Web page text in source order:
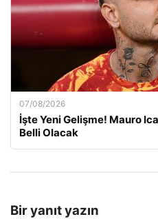
07/08/2026
İşte Yeni Gelişme! Mauro
Belli Olacak
Bir yanıt yazın